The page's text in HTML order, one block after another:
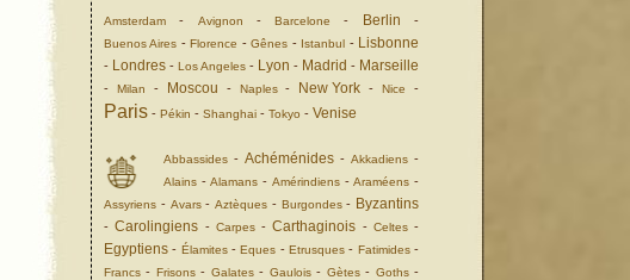
Amsterdam - Avignon -Barcelone - Berlin -
Buenos Aires - Florence - Gênes - Istanbul - Lisbonne
- Londres - Los Angeles - Lyon - Madrid - Marseille
- Milan - Moscou - Naples- New York -Nice -
Paris - Pékin - Shanghai - Tokyo - Venise
Abbassides - Achéménides - Akkadiens -
Alains -Alamans - Amérindiens-Araméens -
Assyriens - Avars- Aztèques - Burgondes- Byzantins
-Carolingiens - Carpes-Carthaginois - Celtes-
Egyptiens - Élamites-Eques -Etrusques - Fatimides-
Francs - Frisons- Galates- Gaulois- Gètes- Goths-